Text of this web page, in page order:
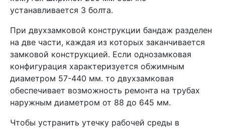
устанавливается 3 болта.
При двухзамковой конструкции бандаж разделен
на две части, каждая из которых заканчивается
замковой конструкцией. Если однозамковая
конфигурация характеризуется обжимным
диаметром 57-440 мм. то двухзамковая
обеспечивает возможность ремонта на трубах
наружным диаметром от 88 до 645 мм.
Чтобы устранить утечку рабочей среды в